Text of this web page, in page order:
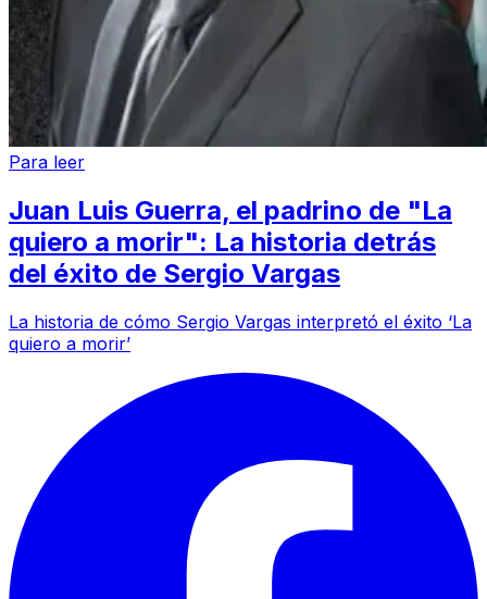
Para leer
Juan Luis Guerra, el padrino de "La
quiero a morir": La historia detrás
del éxito de Sergio Vargas
La historia de cómo Sergio Vargas interpretó el éxito ‘La
quiero a morir’